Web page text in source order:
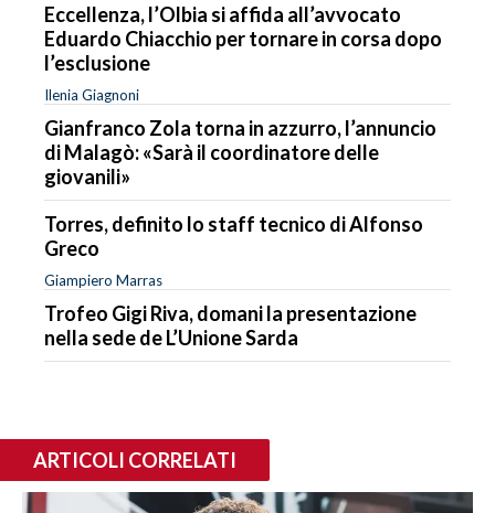
Eccellenza, l’Olbia si affida all’avvocato
Eduardo Chiacchio per tornare in corsa dopo
l’esclusione
Ilenia Giagnoni
Gianfranco Zola torna in azzurro, l’annuncio
di Malagò: «Sarà il coordinatore delle
giovanili»
Torres, definito lo staff tecnico di Alfonso
Greco
Giampiero Marras
Trofeo Gigi Riva, domani la presentazione
nella sede de L’Unione Sarda
ARTICOLI CORRELATI